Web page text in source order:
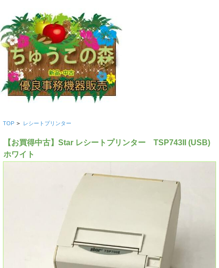
TOP > レシートプリンター
【お買得中古】Star レシートプリンター TSP743II (USB)
ホワイト